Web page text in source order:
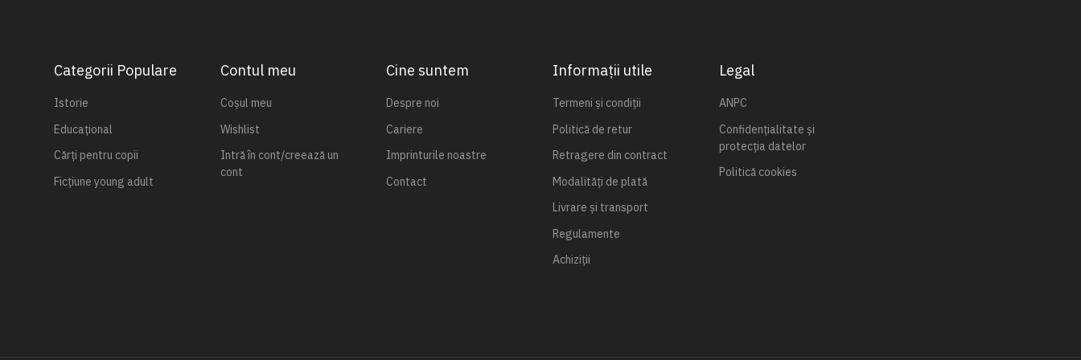
Categorii Populare
Istorie
Educațional
Cărți pentru copii
Ficțiune young adult
Contul meu
Coșul meu
Wishlist
Intră în cont/creează un
cont
Cine suntem
Despre noi
Cariere
Imprinturile noastre
Contact
Informații utile
Termeni și condiții
Politică de retur
Retragere din contract
Modalități de plată
Livrare și transport
Regulamente
Achiziții
Legal
ANPC
Confidențialitate și
protecția datelor
Politică cookies